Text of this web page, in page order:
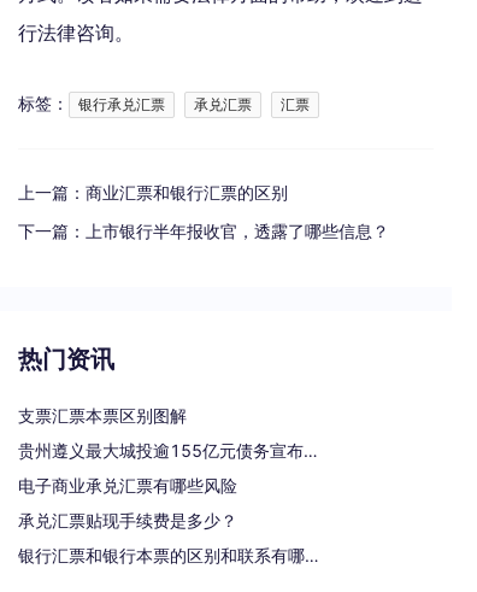
行法律咨询。
标签： 银行承兑汇票 承兑汇票 汇票
上一篇： 商业汇票和银行汇票的区别
下一篇：
上市银行半年报收官，透露了哪些信息？
热门资讯
支票汇票本票区别图解
贵州遵义最大城投逾155亿元债务宣布重组
电子商业承兑汇票有哪些风险
承兑汇票贴现手续费是多少？
银行汇票和银行本票的区别和联系有哪些（一文读懂支票、本票和汇票的区别）